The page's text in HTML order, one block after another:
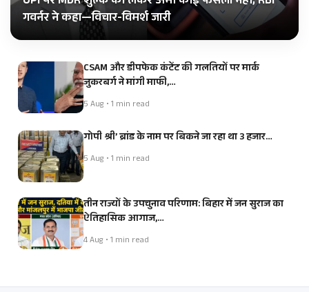
गवर्नर ने कहा—विचार-विमर्श जारी
CSAM और डीपफेक कंटेंट की गलतियों पर मार्क
जुकरबर्ग ने मांगी माफी,…
5 Aug • 1 min read
गोपी श्री’ ब्रांड के नाम पर बिकने जा रहा था 3 हजार…
5 Aug • 1 min read
तीन राज्यों के उपचुनाव परिणाम: बिहार में जन सुराज का
ऐतिहासिक आगाज,…
4 Aug • 1 min read